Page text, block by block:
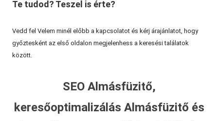
Te tudod? Teszel is érte?
Vedd fel Velem minél előbb a kapcsolatot és kérj árajánlatot, hogy
győztesként az első oldalon megjelenhess a keresési találatok
között.
SEO Almásfüzitő,
keresőoptimalizálás Almásfüzitő és